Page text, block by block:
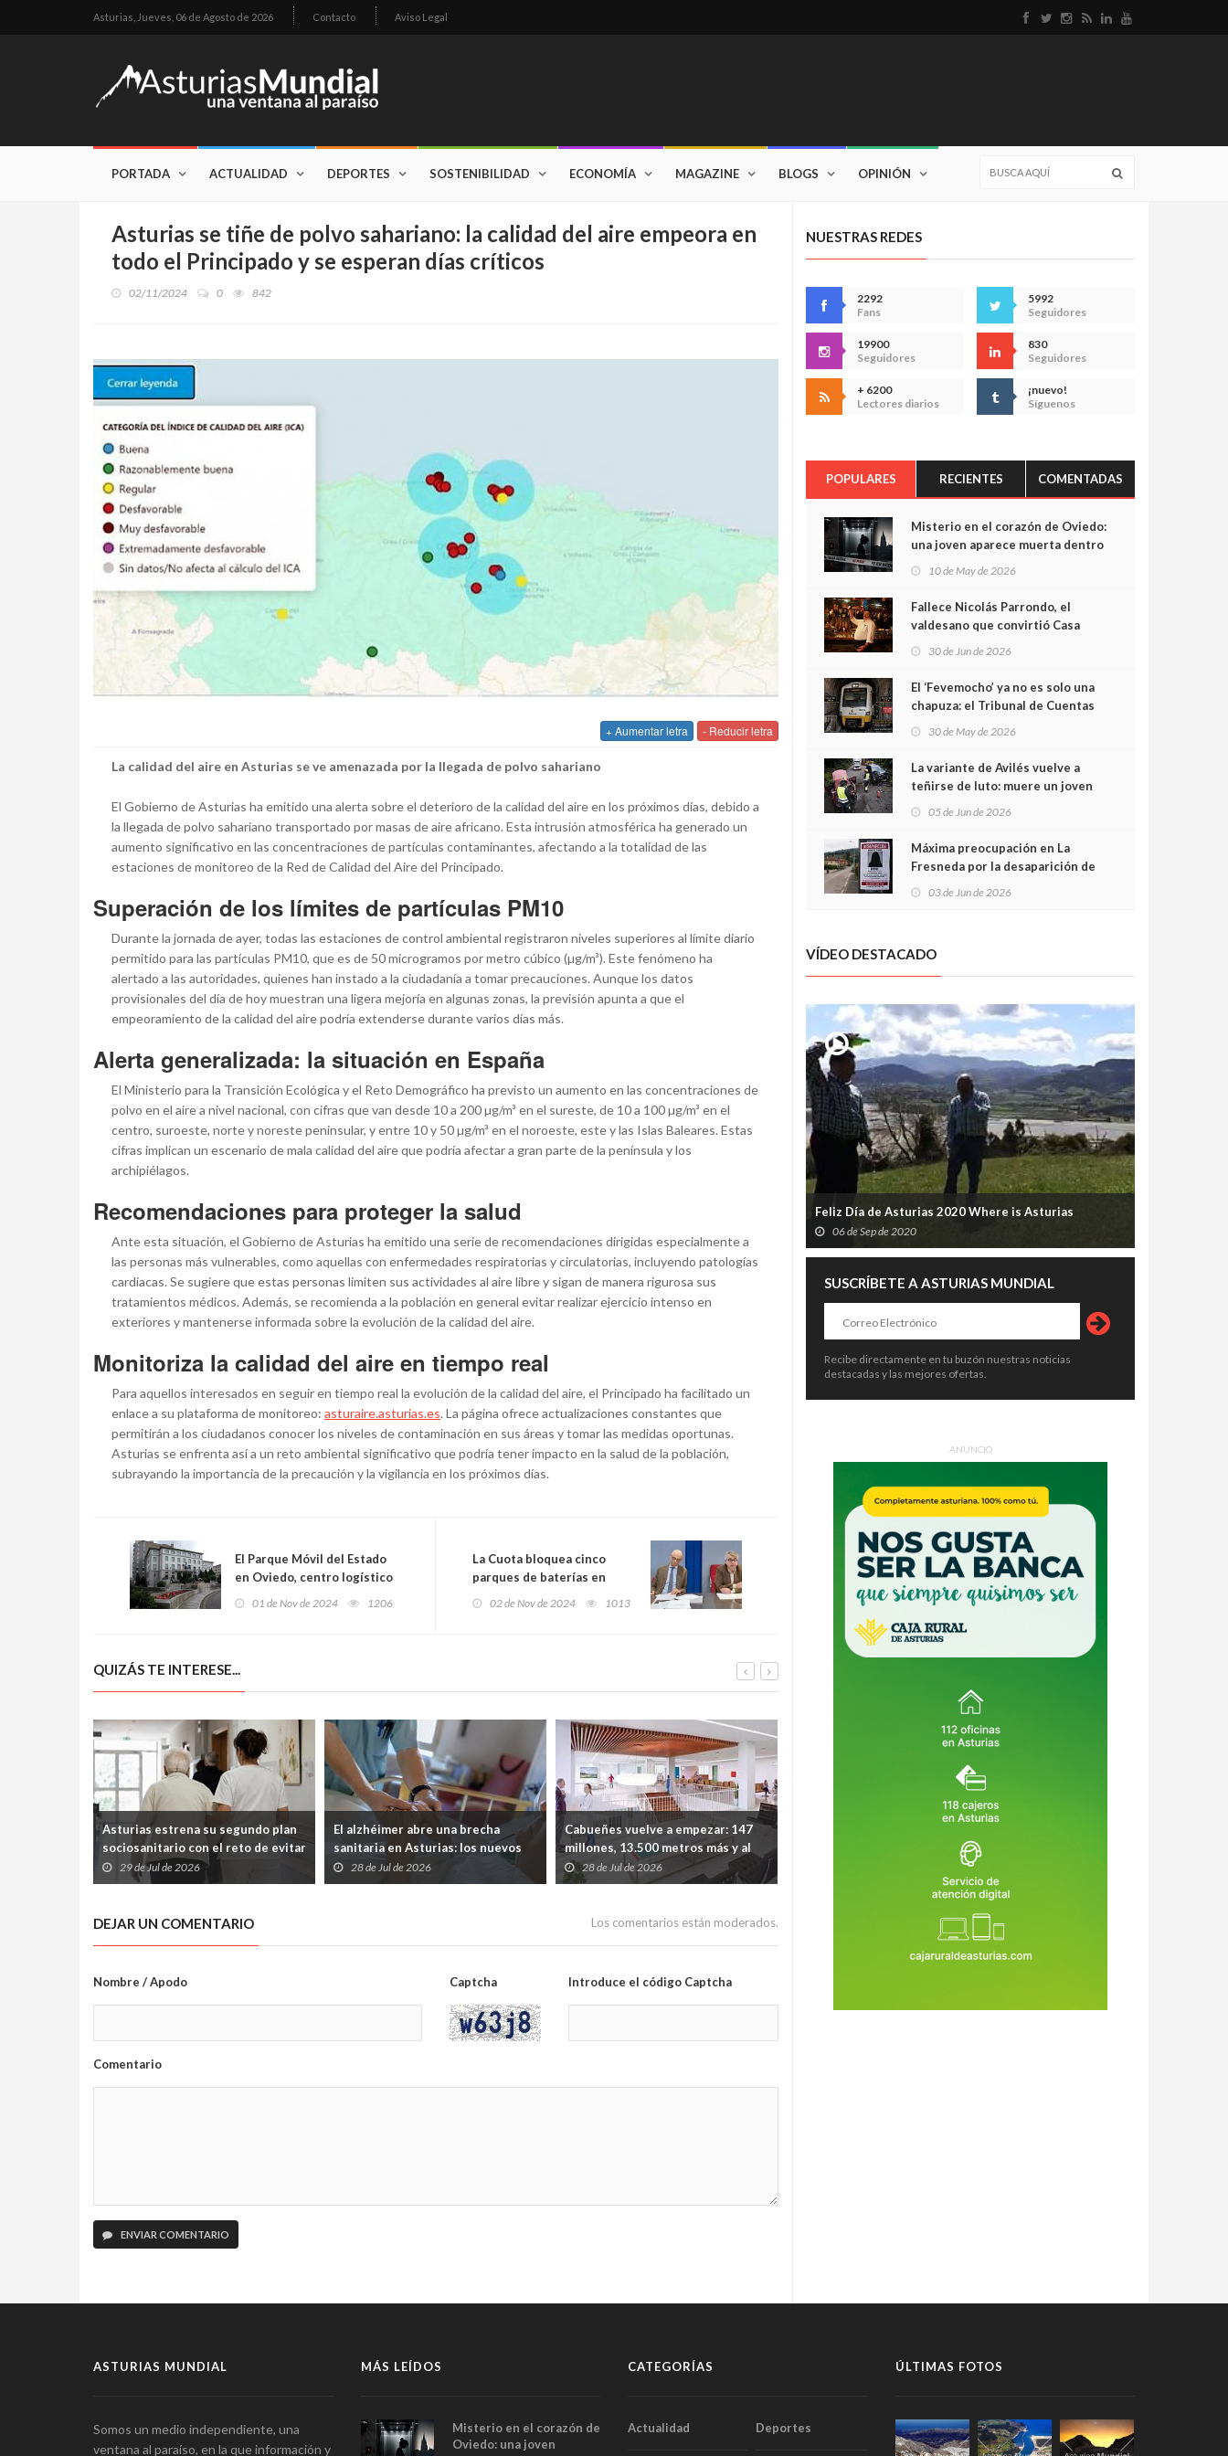
Asturias, Jueves, 06 de Agosto de 2026 Contacto Aviso Legal
PORTADA ACTUALIDAD DEPORTES SOSTENIBILIDAD ECONOMÍA MAGAZINE BLOGS OPINIÓN
Asturias se tiñe de polvo sahariano: la calidad del aire empeora en
todo el Principado y se esperan días críticos
02/11/2024 0 842
+ Aumentar letra - Reducir letra
La calidad del aire en Asturias se ve amenazada por la llegada de polvo sahariano
El Gobierno de Asturias ha emitido una alerta sobre el deterioro de la calidad del aire en los próximos días, debido a
la llegada de polvo sahariano transportado por masas de aire africano. Esta intrusión atmosférica ha generado un
aumento significativo en las concentraciones de partículas contaminantes, afectando a la totalidad de las
estaciones de monitoreo de la Red de Calidad del Aire del Principado.
Superación de los límites de partículas PM10
Durante la jornada de ayer, todas las estaciones de control ambiental registraron niveles superiores al límite diario
permitido para las partículas PM10, que es de 50 microgramos por metro cúbico (µg/m³). Este fenómeno ha
alertado a las autoridades, quienes han instado a la ciudadanía a tomar precauciones. Aunque los datos
provisionales del día de hoy muestran una ligera mejoría en algunas zonas, la previsión apunta a que el
empeoramiento de la calidad del aire podría extenderse durante varios días más.
Alerta generalizada: la situación en España
El Ministerio para la Transición Ecológica y el Reto Demográfico ha previsto un aumento en las concentraciones de
polvo en el aire a nivel nacional, con cifras que van desde 10 a 200 µg/m³ en el sureste, de 10 a 100 µg/m³ en el
centro, suroeste, norte y noreste peninsular, y entre 10 y 50 µg/m³ en el noroeste, este y las Islas Baleares. Estas
cifras implican un escenario de mala calidad del aire que podría afectar a gran parte de la península y los
archipiélagos.
Recomendaciones para proteger la salud
Ante esta situación, el Gobierno de Asturias ha emitido una serie de recomendaciones dirigidas especialmente a
las personas más vulnerables, como aquellas con enfermedades respiratorias y circulatorias, incluyendo patologías
cardíacas. Se sugiere que estas personas limiten sus actividades al aire libre y sigan de manera rigurosa sus
tratamientos médicos. Además, se recomienda a la población en general evitar realizar ejercicio intenso en
exteriores y mantenerse informada sobre la evolución de la calidad del aire.
Monitoriza la calidad del aire en tiempo real
Para aquellos interesados en seguir en tiempo real la evolución de la calidad del aire, el Principado ha facilitado un
enlace a su plataforma de monitoreo: asturaire.asturias.es. La página ofrece actualizaciones constantes que
permitirán a los ciudadanos conocer los niveles de contaminación en sus áreas y tomar las medidas oportunas.
Asturias se enfrenta así a un reto ambiental significativo que podría tener impacto en la salud de la población,
subrayando la importancia de la precaución y la vigilancia en los próximos días.
El Parque Móvil del Estado
en Oviedo, centro logístico
para la ayuda a los
01 de Nov de 2024 1206
La Cuota bloquea cinco
parques de baterías en
Asturias por
02 de Nov de 2024 1013
QUIZÁS TE INTERESE...
Asturias estrena su segundo plan
sociosanitario con el reto de evitar
que los pacientes queden
atrapados entre Salud y Servicios
29 de Jul de 2026
El alzhéimer abre una brecha
sanitaria en Asturias: los nuevos
fármacos llegarán, pero solo podrá
pagarlos quien tenga hasta 30.000
28 de Jul de 2026
Cabueñes vuelve a empezar: 147
millones, 13.500 metros más y al
menos 26 meses de obras
28 de Jul de 2026
internados en Sograndio ante el
aumento de casos complejos
DEJAR UN COMENTARIO Los comentarios están moderados.
Nombre / Apodo Captcha Introduce el código Captcha
Comentario
ENVIAR COMENTARIO
NUESTRAS REDES
2292
Fans
5992
Seguidores
19900
Seguidores
830
Seguidores
+ 6200
Lectores diarios
¡nuevo!
Síguenos
POPULARES RECIENTES COMENTADAS
Misterio en el corazón de Oviedo:
una joven aparece muerta dentro
cámaras captan sus últimos
minutos
10 de May de 2026
Fallece Nicolás Parrondo, el
valdesano que convirtió Casa
30 de Jun de 2026
El ‘Fevemocho’ ya no es solo una
chapuza: el Tribunal de Cuentas
sobrecoste de los trenes que no
cabían por los túneles
30 de May de 2026
La variante de Avilés vuelve a
teñirse de luto: muere un joven
05 de Jun de 2026
Máxima preocupación en La
Fresneda por la desaparición de
03 de Jun de 2026
VÍDEO DESTACADO
Feliz Día de Asturias 2020 Where is Asturias
06 de Sep de 2020
SUSCRÍBETE A ASTURIAS MUNDIAL
Recibe directamente en tu buzón nuestras noticias
destacadas y las mejores ofertas.
ANUNCIO
ASTURIAS MUNDIAL
Somos un medio independiente, una
ventana al paraíso, en la que información y
MÁS LEÍDOS
Misterio en el corazón de
Oviedo: una joven
CATEGORÍAS
Actualidad Deportes
ÚLTIMAS FOTOS